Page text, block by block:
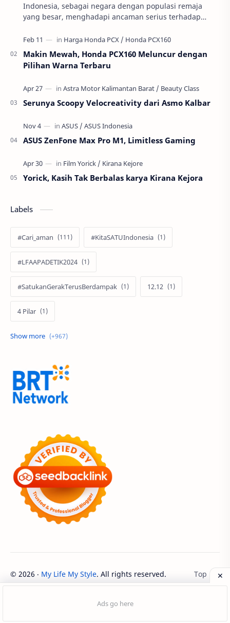
Indonesia, sebagai negara dengan populasi remaja
yang besar, menghadapi ancaman serius terhadap
per…
Makin Mewah, Honda PCX160 Meluncur dengan
Pilihan Warna Terbaru
Serunya Scoopy Velocreativity dari Asmo Kalbar
ASUS ZenFone Max Pro M1, Limitless Gaming
Yorick, Kasih Tak Berbalas karya Kirana Kejora
Labels
#Cari_aman #KitaSATUIndonesia
#LFAAPADETIK2024
#SatukanGerakTerusBerdampak 12.12
4 Pilar
60 Tahun
Acer Edu Tech 2024
Adira Finance
Adventorial Aedes Aegypti
AHASS Pontianak AHASS Siaga
AHDC 2026 AHM
AHM-TSC 2026 AHMBS AHRS
AHRT 2026 AHSRIC
© 2026 ‧ My Life My Style. All rights reserved.